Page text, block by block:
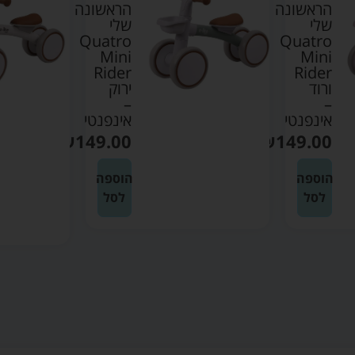
הראשונה
Quatro
Mini
Rider
אינפנטי
149.00
הוספה
הראשונה
Quatro
Mini
Rider
–
אינפנטי
הוספה